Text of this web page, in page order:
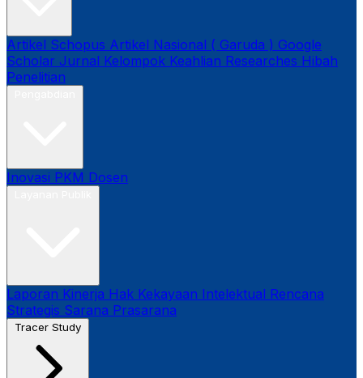
Artikel Schopus Artikel Nasional ( Garuda ) Google
Scholar Jurnal Kelompok Keahlian Researches Hibah
Penelitian
Inovasi PKM Dosen
Laporan Kinerja Hak Kekayaan Intelektual Rencana
Strategis Sarana Prasarana
Tracer Study